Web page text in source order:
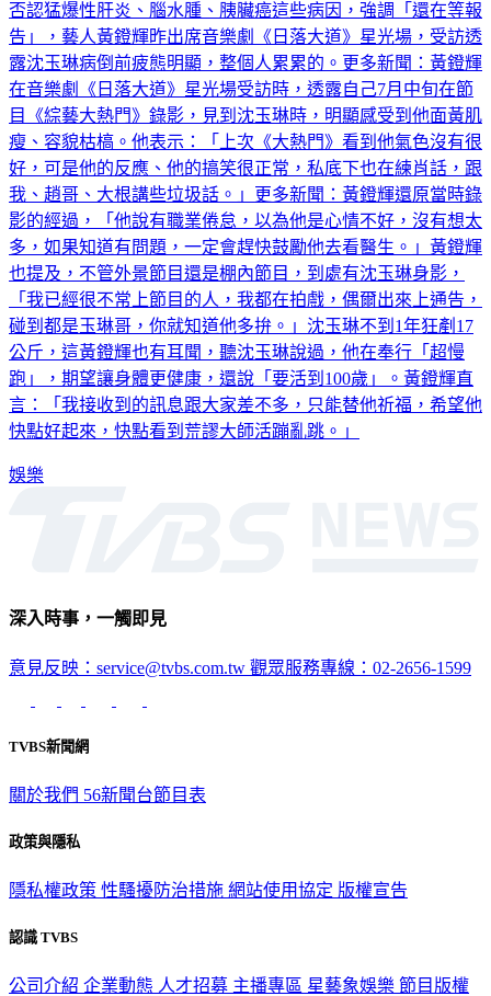
否認猛爆性肝炎、腦水腫、胰臟癌這些病因，強調「還在等報
告」，藝人黃鐙輝昨出席音樂劇《日落大道》星光場，受訪透
露沈玉琳病倒前疲態明顯，整個人累累的。更多新聞：黃鐙輝
在音樂劇《日落大道》星光場受訪時，透露自己7月中旬在節
目《綜藝大熱門》錄影，見到沈玉琳時，明顯感受到他面黃肌
瘦、容貌枯槁。他表示：「上次《大熱門》看到他氣色沒有很
好，可是他的反應、他的搞笑很正常，私底下也在練肖話，跟
我、趙哥、大根講些垃圾話。」更多新聞：黃鐙輝還原當時錄
影的經過，「他說有職業倦怠，以為他是心情不好，沒有想太
多，如果知道有問題，一定會趕快鼓勵他去看醫生。」黃鐙輝
也提及，不管外景節目還是棚內節目，到處有沈玉琳身影，
「我已經很不常上節目的人，我都在拍戲，偶爾出來上通告，
碰到都是玉琳哥，你就知道他多拚。」沈玉琳不到1年狂剷17
公斤，這黃鐙輝也有耳聞，聽沈玉琳說過，他在奉行「超慢
跑」，期望讓身體更健康，還說「要活到100歲」。黃鐙輝直
言：「我接收到的訊息跟大家差不多，只能替他祈福，希望他
快點好起來，快點看到荒謬大師活蹦亂跳。」
娛樂
深入時事，一觸即見
意見反映：service@tvbs.com.tw 觀眾服務專線：02-2656-1599
TVBS新聞網
關於我們 56新聞台節目表
政策與隱私
隱私權政策 性騷擾防治措施 網站使用協定 版權宣告
認識 TVBS
公司介紹 企業動態 人才招募 主播專區 星藝象娛樂 節目版權